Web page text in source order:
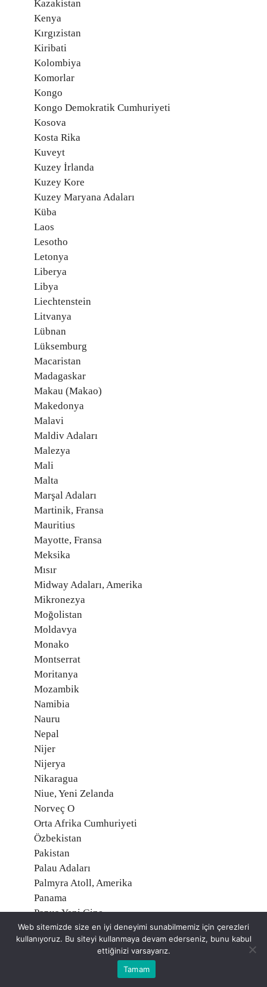
Kazakistan
Kenya
Kırgızistan
Kiribati
Kolombiya
Komorlar
Kongo
Kongo Demokratik Cumhuriyeti
Kosova
Kosta Rika
Kuveyt
Kuzey İrlanda
Kuzey Kore
Kuzey Maryana Adaları
Küba
Laos
Lesotho
Letonya
Liberya
Libya
Liechtenstein
Litvanya
Lübnan
Lüksemburg
Macaristan
Madagaskar
Makau (Makao)
Makedonya
Malavi
Maldiv Adaları
Malezya
Mali
Malta
Marşal Adaları
Martinik, Fransa
Mauritius
Mayotte, Fransa
Meksika
Mısır
Midway Adaları, Amerika
Mikronezya
Moğolistan
Moldavya
Monako
Montserrat
Moritanya
Mozambik
Namibia
Nauru
Nepal
Nijer
Nijerya
Nikaragua
Niue, Yeni Zelanda
Norveç O
Orta Afrika Cumhuriyeti
Özbekistan
Pakistan
Palau Adaları
Palmyra Atoll, Amerika
Panama
Papua Yeni Gine
Paraguay
Peru
Web sitemizde size en iyi deneyimi sunabilmemiz için çerezleri
kullanıyoruz. Bu siteyi kullanmaya devam ederseniz, bunu kabul
ettiğinizi varsayarız.
Tamam